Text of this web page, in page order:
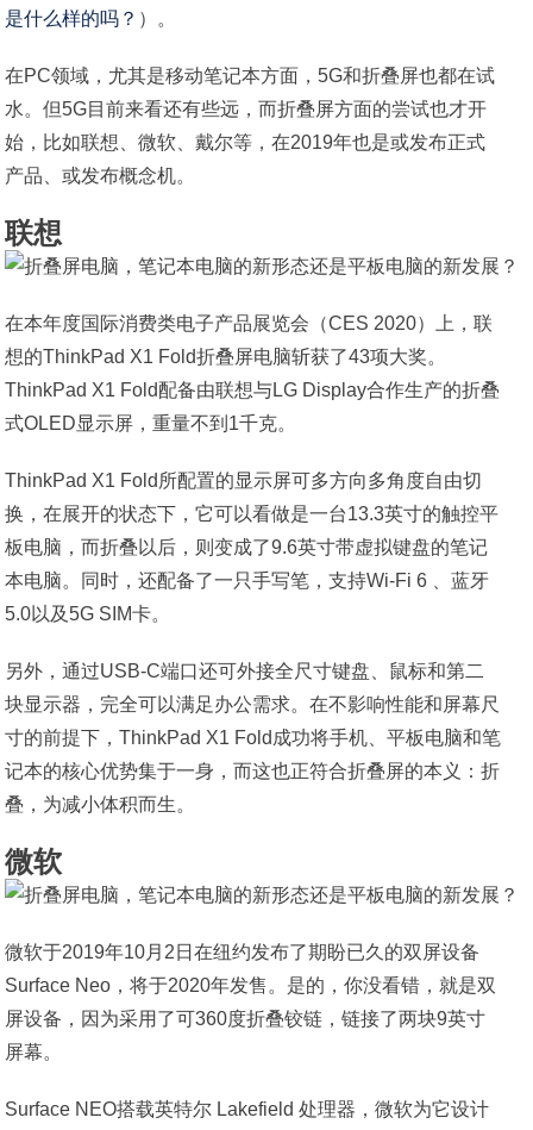
是什么样的吗？ ）。
在PC领域，尤其是移动笔记本方面，5G和折叠屏也都在试
水。但5G目前来看还有些远，而折叠屏方面的尝试也才开
始，比如联想、微软、戴尔等，在2019年也是或发布正式
产品、或发布概念机。
联想
在本年度国际消费类电子产品展览会（CES 2020）上，联
想的ThinkPad X1 Fold折叠屏电脑斩获了43项大奖。
ThinkPad X1 Fold配备由联想与LG Display合作生产的折叠
式OLED显示屏，重量不到1千克。
ThinkPad X1 Fold所配置的显示屏可多方向多角度自由切
换，在展开的状态下，它可以看做是一台13.3英寸的触控平
板电脑，而折叠以后，则变成了9.6英寸带虚拟键盘的笔记
本电脑。同时，还配备了一只手写笔，支持Wi-Fi 6 、蓝牙
5.0以及5G SIM卡。
另外，通过USB-C端口还可外接全尺寸键盘、鼠标和第二
块显示器，完全可以满足办公需求。在不影响性能和屏幕尺
寸的前提下，ThinkPad X1 Fold成功将手机、平板电脑和笔
记本的核心优势集于一身，而这也正符合折叠屏的本义：折
叠，为减小体积而生。
微软
微软于2019年10月2日在纽约发布了期盼已久的双屏设备
Surface Neo，将于2020年发售。是的，你没看错，就是双
屏设备，因为采用了可360度折叠铰链，链接了两块9英寸
屏幕。
Surface NEO搭载英特尔 Lakefield 处理器，微软为它设计